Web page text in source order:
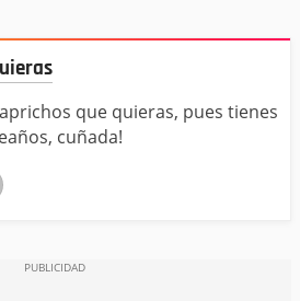
HIJO
que quieras, pues tienes
cuñada!